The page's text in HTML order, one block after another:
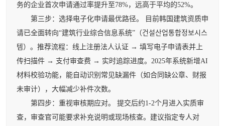
务的企业首次申请通过率提升至78%，远高于平均的52%。
第三步：选择电子化申请最优路径。 目前韩国建筑资质申
请已全面转向“建筑行业综合信息系统”（건설산업통합정보시스
템）。推荐流程：线上注册法人认证 → 填写电子申请表并上
传扫描件 → 支付审查费 → 实时追踪进度。2025年系统新增AI
材料校验功能，能自动识别常见缺漏件（如合同缺公章、财报
未审计），大幅减少补件次数。
第四步：重视审核期应对。 提交后约1-2个月进入实质审
查，审查官可能要求补充说明或现场核查。建议指定专人对